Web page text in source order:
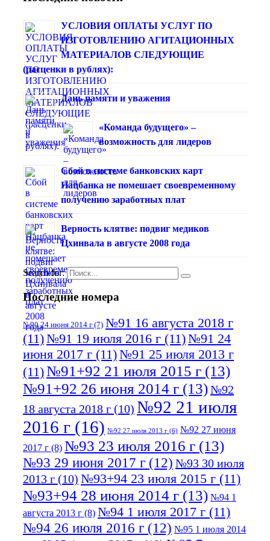
УСЛОВИЯ ОПЛАТЫ УСЛУГ ПО
ИЗГОТОВЛЕНИЮ АГИТАЦИОННЫХ
МАТЕРИАЛОВ СЛЕДУЮЩИЕ
(расценки в рублях):
Дань памяти и уважения
«Команда будущего» –
возможность для лидеров
Сбой в системе банковских карт
Нацбанка не помешает своевременному
получению заработных плат
Верность клятве: подвиг медиков
Цхинвала в августе 2008 года
Search for:
Последние номера
№90 24 июня 2014 г (7) №91 16 августа 2018 г
(11)№91 19 июля 2016 г (11)№91 24
июня 2017 г (11)№91 25 июля 2013 г
(11)№91+92 21 июля 2015 г (13)
№91+92 26 июня 2014 г (13)№92
18 августа 2018 г (10) №92 21 июля
2016 г (16) №92 27 июля 2013 г (6) №92 27 июня
2017 г (8) №93 23 июля 2016 г (13)
№93 29 июня 2017 г (12) №93 30 июля
2013 г (10) №93+94 23 июля 2015 г (11)
№93+94 28 июня 2014 г (13) №94 1
августа 2013 г (8) №94 1 июля 2017 г (11)
№94 26 июля 2016 г (12) №95 1 июля 2014